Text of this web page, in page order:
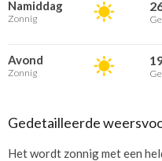
Namiddag
Zonnig
Avond
Zonnig
Gedetailleerde
Het wordt zonnig met een